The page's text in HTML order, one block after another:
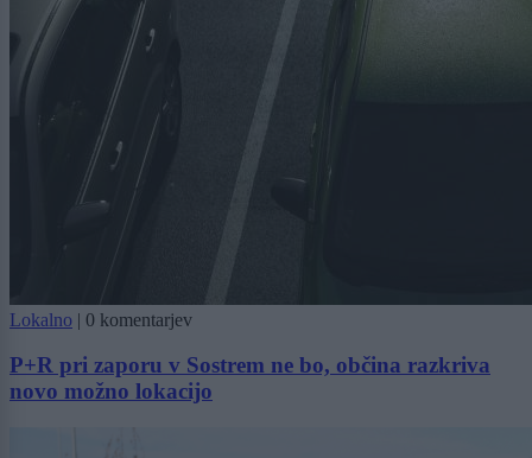
Lokalno | 0 komentarjev
P+R pri zaporu v Sostrem ne bo, občina razkriva
novo možno lokacijo